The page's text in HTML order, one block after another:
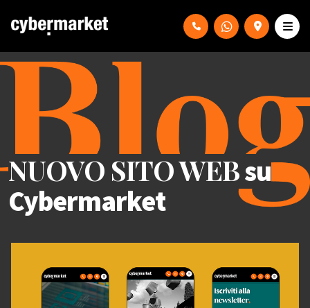
NUOVO SITO WEBsu
Cybermarket